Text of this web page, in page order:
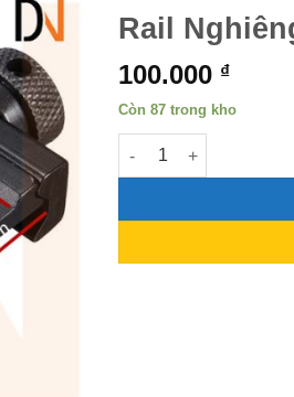
Rail
100.000 ₫
Còn 87 trong kho
Rail Nghiêng 45độ -